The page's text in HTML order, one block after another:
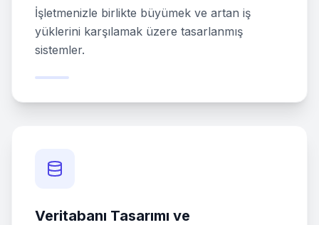
İşletmenizle birlikte büyümek ve artan iş
yüklerini karşılamak üzere tasarlanmış
sistemler.
Veritabanı Tasarımı ve